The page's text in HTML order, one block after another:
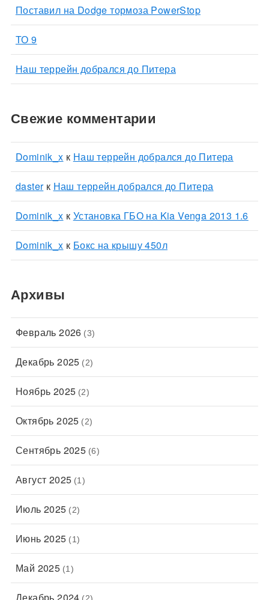
Поставил на Dodge тормоза PowerStop
ТО 9
Наш террейн добрался до Питера
Свежие комментарии
Dominik_x к Наш террейн добрался до Питера
dasterк Наш террейн добрался до Питера
Dominik_x к Установка ГБО на Kia Venga 2013 1.6
Dominik_x к Бокс на крышу 450л
Архивы
Февраль 2026 (3)
Декабрь 2025 (2)
Ноябрь 2025 (2)
Октябрь 2025 (2)
Сентябрь 2025 (6)
Август 2025 (1)
Июль 2025 (2)
Июнь 2025 (1)
Май 2025 (1)